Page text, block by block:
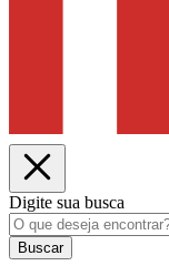
Digite sua busca
Buscar